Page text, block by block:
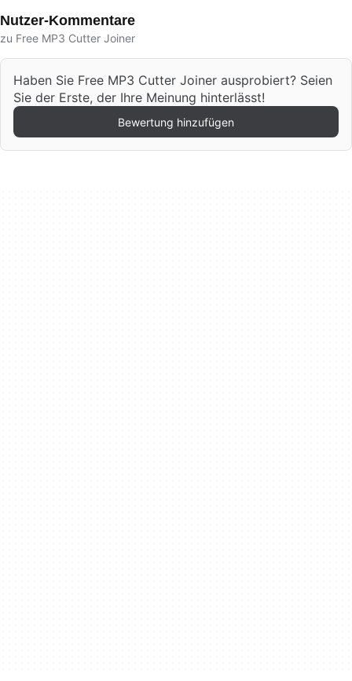
Nutzer-Kommentare
zu Free MP3 Cutter Joiner
Haben Sie Free MP3 Cutter Joiner ausprobiert? Seien
Sie der Erste, der Ihre Meinung hinterlässt!
Bewertung hinzufügen